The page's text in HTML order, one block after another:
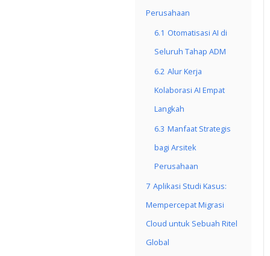
Perusahaan
6.1 Otomatisasi AI di
Seluruh Tahap ADM
6.2 Alur Kerja
Kolaborasi AI Empat
Langkah
6.3 Manfaat Strategis
bagi Arsitek
Perusahaan
7 Aplikasi Studi Kasus:
Mempercepat Migrasi
Cloud untuk Sebuah Ritel
Global